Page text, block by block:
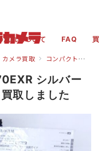
流れについて FAQ
カメラ買取 コンパクトデジタルカメラ買取
シルバー
取しました